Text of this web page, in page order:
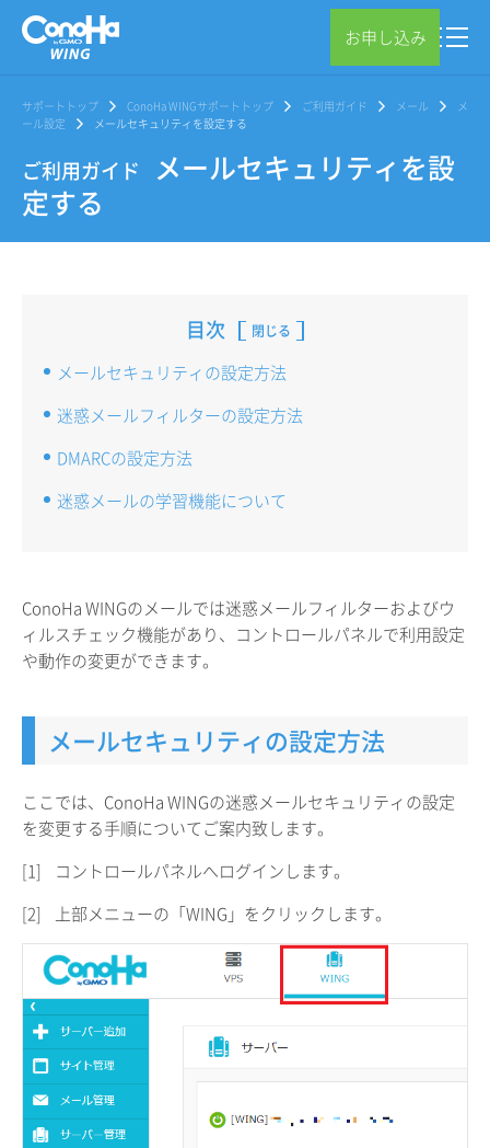
お申し込み
サポートトップ ConoHa WINGサポートトップ ご利用ガイド メール
メ
ール設定
メールセキュリティを設定する
ご利用ガイド
メールセキュリティを設
定する
目次 閉じる
メールセキュリティの設定方法
迷惑メールフィルターの設定方法
DMARCの設定方法
迷惑メールの学習機能について
ConoHa WINGのメールでは迷惑メールフィルターおよびウ
ィルスチェック機能があり、コントロールパネルで利用設定
や動作の変更ができます。
メールセキュリティの設定方法
ここでは、ConoHa WINGの迷惑メールセキュリティの設定
を変更する手順についてご案内致します。
[1]
コントロールパネルへログインします。
[2]
上部メニューの「WING」をクリックします。